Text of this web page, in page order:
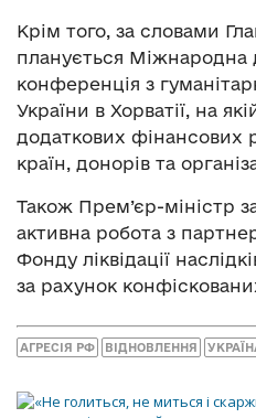
Крім того, за словами
планується Міжнародна
конференція з
України в Хорватії, на
додаткових фінансових
країн, донорів та
Також Прем’єр-міністр
активна робота з
Фонду ліквідації
за рахунок
АГРЕСІЯ РФ ВІДНОВЛЕННЯ